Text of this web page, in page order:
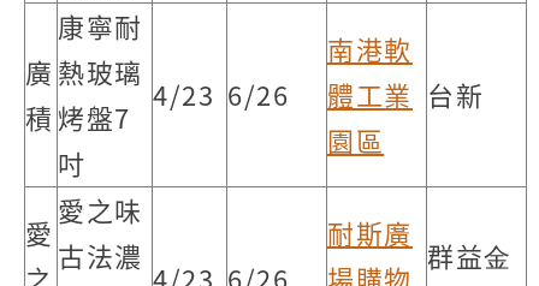
廣
積
康寧耐
熱玻璃
烤盤7
吋
4/23 6/26
南港軟
體工業
園區
台新
愛
之
愛之味
古法濃
4/23 6/26
耐斯廣
場購物
群益⾦